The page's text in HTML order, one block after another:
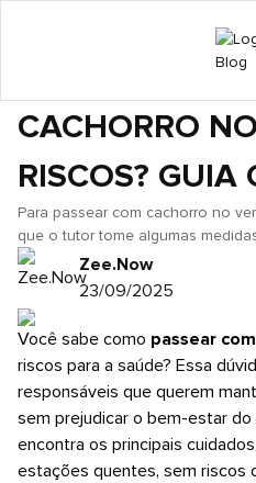
CURIOSIDADES
COMPORTAMENTO
CACHORRO
COMO
CACHORRO
RISCOS? GUIA
Para passear com cachorro no
que o tutor tome algumas
Zee.Now
23/09/2025
Você sabe como passear
riscos para a saúde? Essa
responsáveis que querem
sem prejudicar o bem-estar do
encontra os principais
estações quentes, sem riscos